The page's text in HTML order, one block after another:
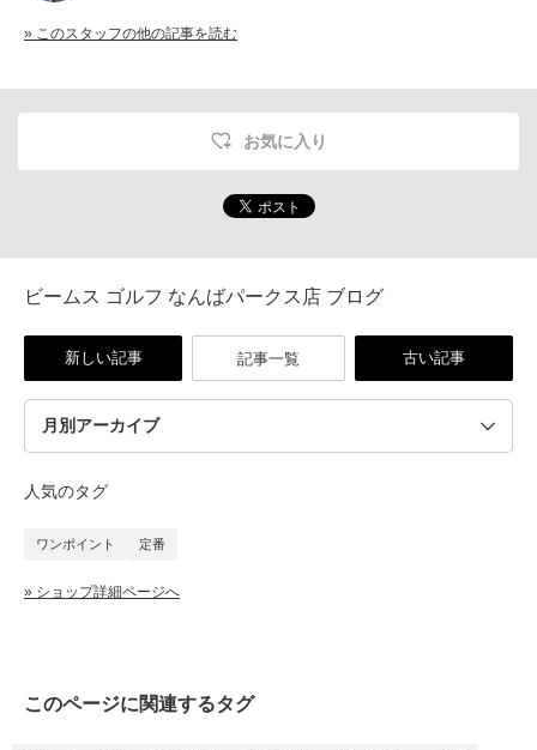
» このスタッフの他の記事を読む
お気に入り
ビームス ゴルフ なんばパークス店 ブログ
新しい記事 記事一覧 古い記事
人気のタグ
ワンポイント 定番
» ショップ詳細ページへ
このページに関連するタグ